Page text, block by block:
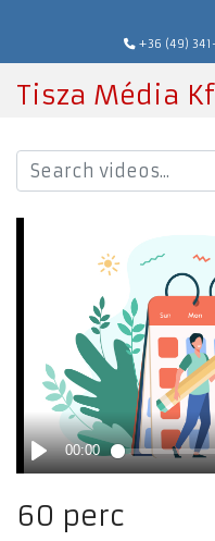
+36 (49)
Tisza Média
60 perc